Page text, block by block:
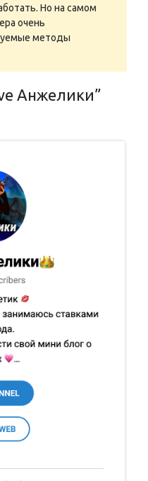
Но на самом
очень
методы
Анжелики️️”